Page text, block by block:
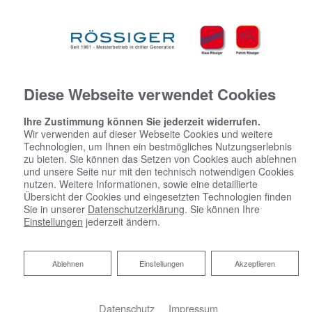
Diese Webseite verwendet Cookies
Ihre Zustimmung können Sie jederzeit widerrufen.
Wir verwenden auf dieser Webseite Cookies und weitere
Technologien, um Ihnen ein bestmögliches Nutzungserlebnis
zu bieten. Sie können das Setzen von Cookies auch ablehnen
und unsere Seite nur mit den technisch notwendigen Cookies
nutzen. Weitere Informationen, sowie eine detaillierte
Übersicht der Cookies und eingesetzten Technologien finden
Sie in unserer Datenschutzerklärung. Sie können Ihre
Einstellungen jederzeit ändern.
Akzeptieren
Einstellungen
Ablehnen
Ablehnen
Datenschutz Impressum